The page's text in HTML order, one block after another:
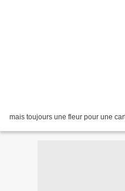
mais toujours une fleur pour une